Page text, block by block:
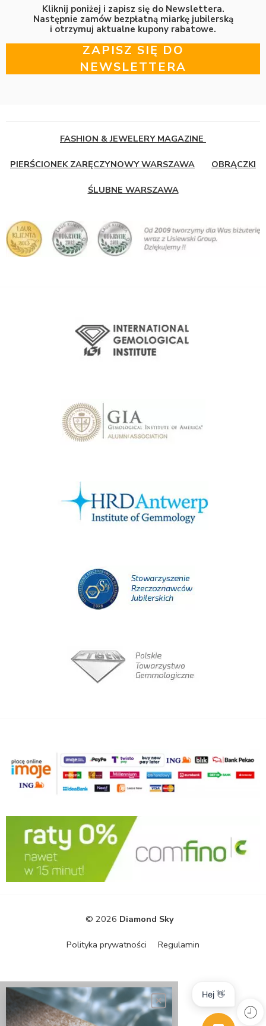
Kliknij poniżej i zapisz się do Newslettera.
Następnie zamów bezpłatną miarkę jubilerską
i otrzymuj aktualne kupony rabatowe.
ZAPISZ SIĘ DO
NEWSLETTERA
FASHION & JEWELERY MAGAZINE
PIERŚCIONEK ZARĘCZYNOWY WARSZAWA OBRĄCZKI
ŚLUBNE WARSZAWA
© 2026 Diamond Sky
Polityka prywatności Regulamin